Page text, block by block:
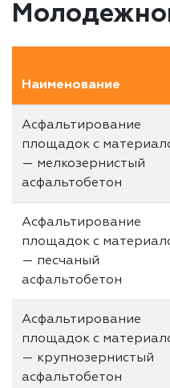
Наименование
Асфальтирование
площадок с
— мелкозернистый
асфальтобетон
Асфальтирование
площадок с
— песчаный
асфальтобетон
Асфальтирование
площадок с
— крупнозернистый
асфальтобетон